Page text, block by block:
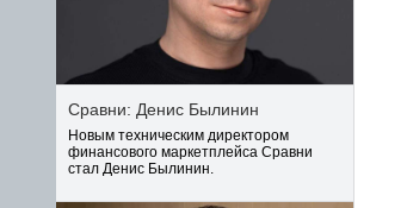
Сравни: Денис Былинин
Новым техническим директором
финансового маркетплейса Сравни
стал Денис Былинин.